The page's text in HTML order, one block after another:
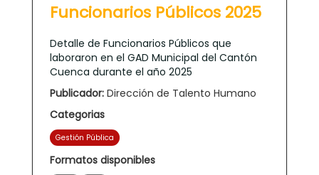
Funcionarios Públicos 2025
Detalle de Funcionarios Públicos que
laboraron en el GAD Municipal del Cantón
Cuenca durante el año 2025
Publicador: Dirección de Talento Humano
Categorias
Gestión Pública
Formatos disponibles